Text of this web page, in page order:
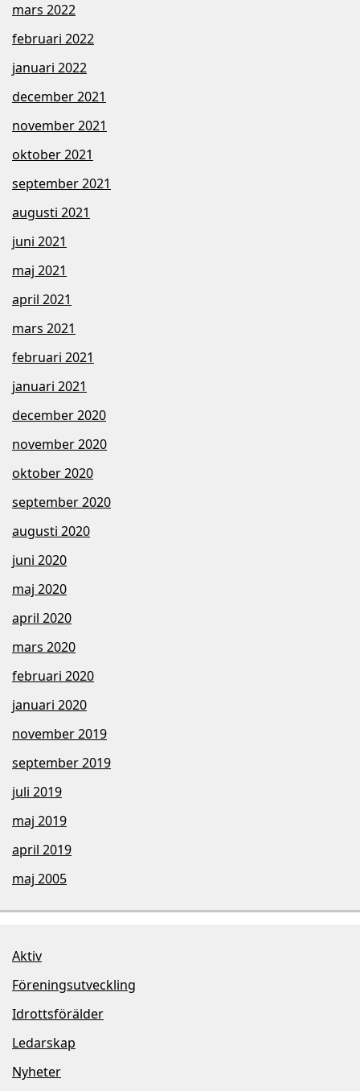
mars 2022
februari 2022
januari 2022
december 2021
november 2021
oktober 2021
september 2021
augusti 2021
juni 2021
maj 2021
april 2021
mars 2021
februari 2021
januari 2021
december 2020
november 2020
oktober 2020
september 2020
augusti 2020
juni 2020
maj 2020
april 2020
mars 2020
februari 2020
januari 2020
november 2019
september 2019
juli 2019
maj 2019
april 2019
maj 2005
Aktiv
Föreningsutveckling
Idrottsförälder
Ledarskap
Nyheter